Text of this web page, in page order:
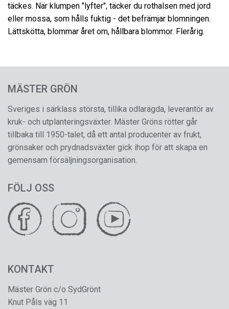
täckes. När klumpen "lyfter", täcker du rothalsen med jord
eller mossa, som hålls fuktig - det befrämjar blomningen.
Lättskötta, blommar året om, hållbara blommor. Flerårig.
MÄSTER GRÖN
Sveriges i särklass största, tillika odlarägda, leverantör av
kruk- och utplanteringsväxter. Mäster Gröns rötter går
tillbaka till 1950-talet, då ett antal producenter av frukt,
grönsaker och prydnadsväxter gick ihop för att skapa en
gemensam försäljningsorganisation.
FÖLJ OSS
KONTAKT
Mäster Grön c/o SydGrönt
Knut Påls väg 11